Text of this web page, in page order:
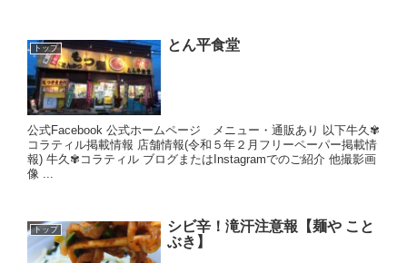
トップ とん平食堂
公式Facebook 公式ホームページ メニュー・通販あり 以下牛久✾
コラティル掲載情報 店舗情報(令和５年２月フリーペーパー掲載情
報) 牛久✾コラティル ブログまたはInstagramでのご紹介 他撮影画
像 ...
トップ
シビ辛！滝汗注意報【麺や こと
ぶき】